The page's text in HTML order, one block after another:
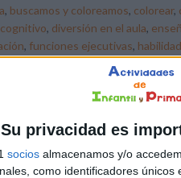
Su privacidad es
socios almacenamos y/o
como identificadores
, buscamos y coloreamos, colorear,
, diversión en el aula,
, funciones ejecutivas,